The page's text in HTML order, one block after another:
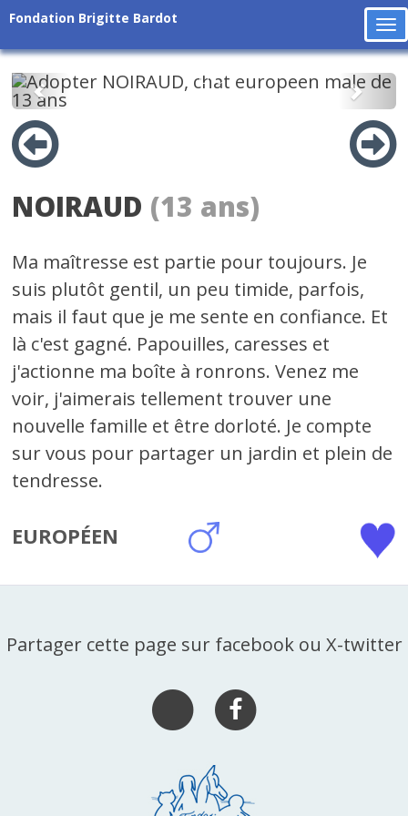
Fondation Brigitte Bardot
Précédent
NOIRAUD (13 ans)
Ma maîtresse est partie pour toujours. Je
suis plutôt gentil, un peu timide, parfois,
mais il faut que je me sente en confiance. Et
là c'est gagné. Papouilles, caresses et
j'actionne ma boîte à ronrons. Venez me
voir, j'aimerais tellement trouver une
nouvelle famille et être dorloté. Je compte
sur vous pour partager un jardin et plein de
tendresse.
EUROPÉEN
Partager cette page sur facebook ou X-twitter